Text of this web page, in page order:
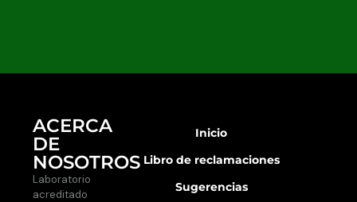
ACERCA
DE
NOSOTROS
Laboratorio
acreditado
Inicio
Libro de reclamaciones
Sugerencias